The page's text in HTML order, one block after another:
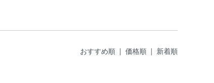
おすすめ順 | 価格順 | 新着順